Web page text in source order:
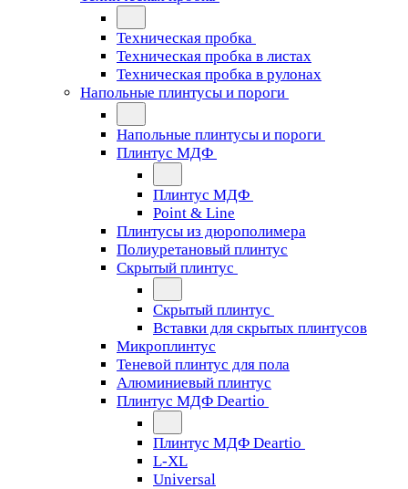
Техническая пробка
Техническая пробка в листах
Техническая пробка в рулонах
Напольные плинтусы и пороги
Напольные плинтусы и пороги
Плинтус МДФ
Плинтус МДФ
Point & Line
Плинтусы из дюрополимера
Полиуретановый плинтус
Скрытый плинтус
Скрытый плинтус
Вставки для скрытых плинтусов
Микроплинтус
Теневой плинтус для пола
Алюминиевый плинтус
Плинтус МДФ Deartio
Плинтус МДФ Deartio
L-XL
Universal